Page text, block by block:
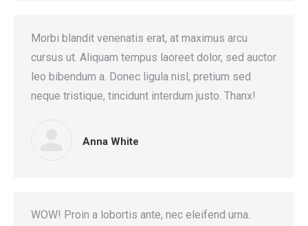
Morbi blandit venenatis erat, at maximus arcu
cursus ut. Aliquam tempus laoreet dolor, sed auctor
leo bibendum a. Donec ligula nisl, pretium sed
neque tristique, tincidunt interdum justo. Thanx!
Anna White
WOW! Proin a lobortis ante, nec eleifend urna.